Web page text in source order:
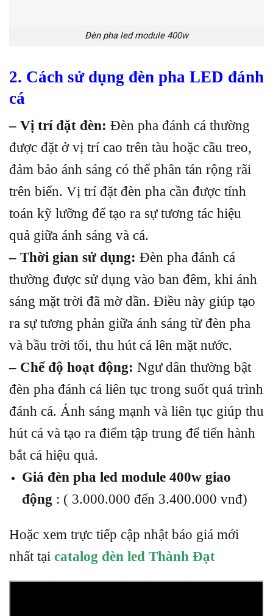
Đèn pha led module 400w
2. Cách sử dụng đèn pha LED đánh
cá
– Vị trí đặt đèn: Đèn pha đánh cá thường
được đặt ở vị trí cao trên tàu hoặc cầu treo,
đảm bảo ánh sáng có thể phân tán rộng rãi
trên biển. Vị trí đặt đèn pha cần được tính
toán kỹ lưỡng để tạo ra sự tương tác hiệu
quả giữa ánh sáng và cá.
– Thời gian sử dụng: Đèn pha đánh cá
thường được sử dụng vào ban đêm, khi ánh
sáng mặt trời đã mờ dần. Điều này giúp tạo
ra sự tương phản giữa ánh sáng từ đèn pha
và bầu trời tối, thu hút cá lên mặt nước.
– Chế độ hoạt động: Ngư dân thường bật
đèn pha đánh cá liên tục trong suốt quá trình
đánh cá. Ánh sáng mạnh và liên tục giúp thu
hút cá và tạo ra điểm tập trung để tiến hành
bắt cá hiệu quả.
Giá đèn pha led module 400w giao
động : ( 3.000.000 đến 3.400.000 vnđ)
Hoặc xem trực tiếp cập nhật báo giá mới
nhất tại catalog đèn led Thành Đạt